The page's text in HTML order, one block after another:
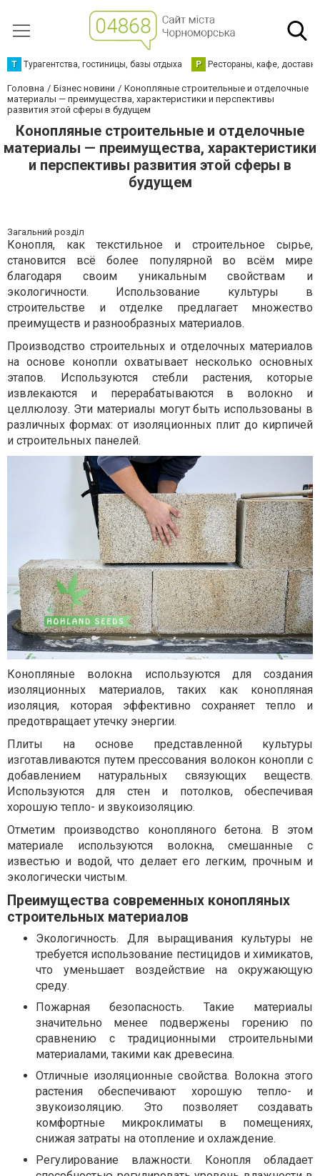
Т Турагентства, гостиницы, базы отдыха Р Рестораны, кафе,
Головна Бізнес новини
Конопляные строительные и отделочные
материалы — преимущества, характеристики и перспективы
развития этой сферы в будущем
Конопляные строительные и отделочные
материалы — преимущества, характеристики
и перспективы развития этой сферы в
будущем
Загальний розділ
Конопля, как текстильное и строительное сырье,
становится всё более популярной во всём мире
благодаря своим уникальным свойствам и
экологичности. Использование культуры в
строительстве и отделке предлагает множество
преимуществ и разнообразных материалов.
Производство строительных и отделочных материалов
на основе конопли охватывает несколько основных
этапов. Используются стебли растения, которые
извлекаются и перерабатываются в волокно и
целлюлозу. Эти материалы могут быть использованы в
различных формах: от изоляционных плит до кирпичей
и строительных панелей.
Конопляные волокна используются для создания
изоляционных материалов, таких как конопляная
изоляция, которая эффективно сохраняет тепло и
предотвращает утечку энергии.
Плиты на основе представленной культуры
изготавливаются путем прессования волокон конопли с
добавлением натуральных связующих веществ.
Используются для стен и потолков, обеспечивая
хорошую тепло- и звукоизоляцию.
Отметим производство конопляного бетона. В этом
материале используются волокна, смешанные с
известью и водой, что делает его легким, прочным и
экологически чистым.
Преимущества современных конопляных
строительных материалов
Экологичность. Для выращивания культуры не
требуется использование пестицидов и химикатов,
что уменьшает воздействие на окружающую
среду.
Пожарная безопасность. Такие материалы
значительно менее подвержены горению по
сравнению с традиционными строительными
материалами, такими как древесина.
Отличные изоляционные свойства. Волокна этого
растения обеспечивают хорошую тепло- и
звукоизоляцию. Это позволяет создавать
комфортные микроклиматы в помещениях,
снижая затраты на отопление и охлаждение.
Регулирование влажности. Конопля обладает